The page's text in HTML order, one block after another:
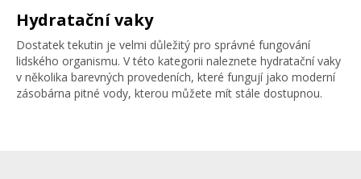
Hydratační vaky
Dostatek tekutin je velmi důležitý pro správné fungování
lidského organismu. V této kategorii naleznete hydratační vaky
v několika barevných provedeních, které fungují jako moderní
zásobárna pitné vody, kterou můžete mít stále dostupnou.